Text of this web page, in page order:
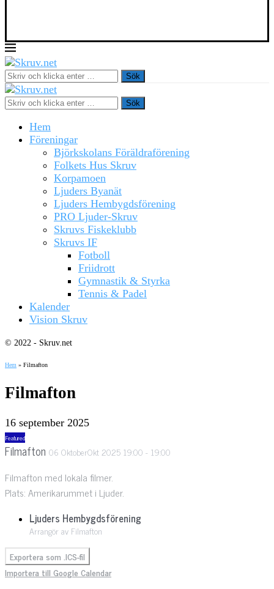
Sök
Sök
Hem
Föreningar
Björkskolans Föräldraförening
Folkets Hus Skruv
Korpamoen
Ljuders Byanät
Ljuders Hembygdsförening
PRO Ljuder-Skruv
Skruvs Fiskeklubb
Skruvs IF
Fotboll
Friidrott
Gymnastik & Styrka
Tennis & Padel
Kalender
Vision Skruv
© 2022 - Skruv.net
Hem » Filmafton
Filmafton
16 september 2025
Featured
Filmafton 06 OktoberOkt2025 19:00 - 19:00
Filmafton med lokala filmer.
Plats: Amerikarummet i Ljuder.
Ljuders Hembygdsförening
Arrangör av Filmafton
Exportera som .ICS-fil
Importera till Google Calendar